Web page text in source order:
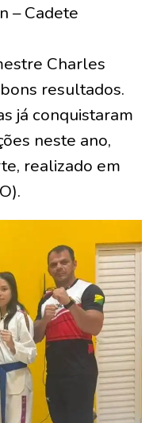
– Cadete
Charles
resultados.
já conquistaram
neste ano,
realizado em